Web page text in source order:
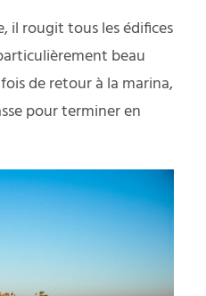
il rougit tous les édifices
beau
de retour à la marina,
pour terminer en